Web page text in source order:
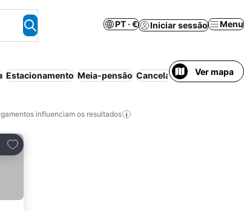
PT · € Iniciar sessão Menu
Estacionamento Meia-pensão Cancelamento gratuito
Ver mapa
influenciam os resultados
Adicionar aos favoritos